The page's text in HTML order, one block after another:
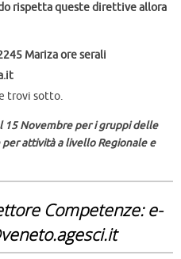
rispetta queste direttive allora
Mariza ore serali
trovi sotto.
15 Novembre per i gruppi delle
per attività a livello Regionale e
Competenze: e-